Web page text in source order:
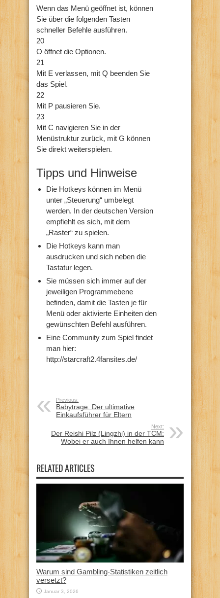
Wenn das Menü geöffnet ist, können
Sie über die folgenden Tasten
schneller Befehle ausführen.
20
O öffnet die Optionen.
21
Mit E verlassen, mit Q beenden Sie
das Spiel.
22
Mit P pausieren Sie.
23
Mit C navigieren Sie in der
Menüstruktur zurück, mit G können
Sie direkt weiterspielen.
Tipps und Hinweise
Die Hotkeys können im Menü
unter „Steuerung“ umbelegt
werden. In der deutschen Version
empfiehlt es sich, mit dem
„Raster“ zu spielen.
Die Hotkeys kann man
ausdrucken und sich neben die
Tastatur legen.
Sie müssen sich immer auf der
jeweiligen Programmebene
befinden, damit die Tasten je für
Menü oder aktivierte Einheiten den
gewünschten Befehl ausführen.
Eine Community zum Spiel findet
man hier:
http://starcraft2.4fansites.de/
Previous:
Babytrage: Der ultimative
Einkaufsführer für Eltern
Next:
Der Reishi Pilz (Lingzhi) in der TCM:
Wobei er auch Ihnen helfen kann
RELATED ARTICLES
Warum sind Gambling-Statistiken zeitlich
versetzt?
Januar 3, 2026